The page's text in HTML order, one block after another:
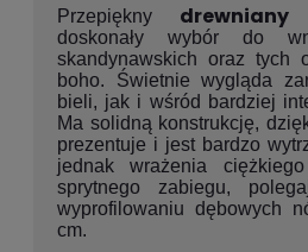
Przepiękny
doskonały wybór do
skandynawskich oraz tych
boho. Świetnie wygląda
bieli, jak i wśród bardziej
Ma solidną konstrukcję,
prezentuje i jest bardzo
jednak wrażenia
sprytnego zabiegu,
wyprofilowaniu dębowych
cm.